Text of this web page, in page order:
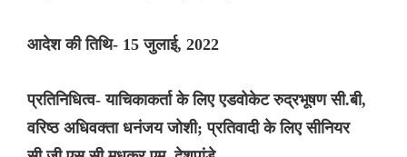
आदेश की तिथि- 15 जुलाई, 2022
प्रतिनिधित्व- याचिकाकर्ता के लिए एडवोकेट रुद्रभूषण सी.बी,
वरिष्ठ अधिवक्ता धनंजय जोशी; प्रतिवादी के लिए सीनियर